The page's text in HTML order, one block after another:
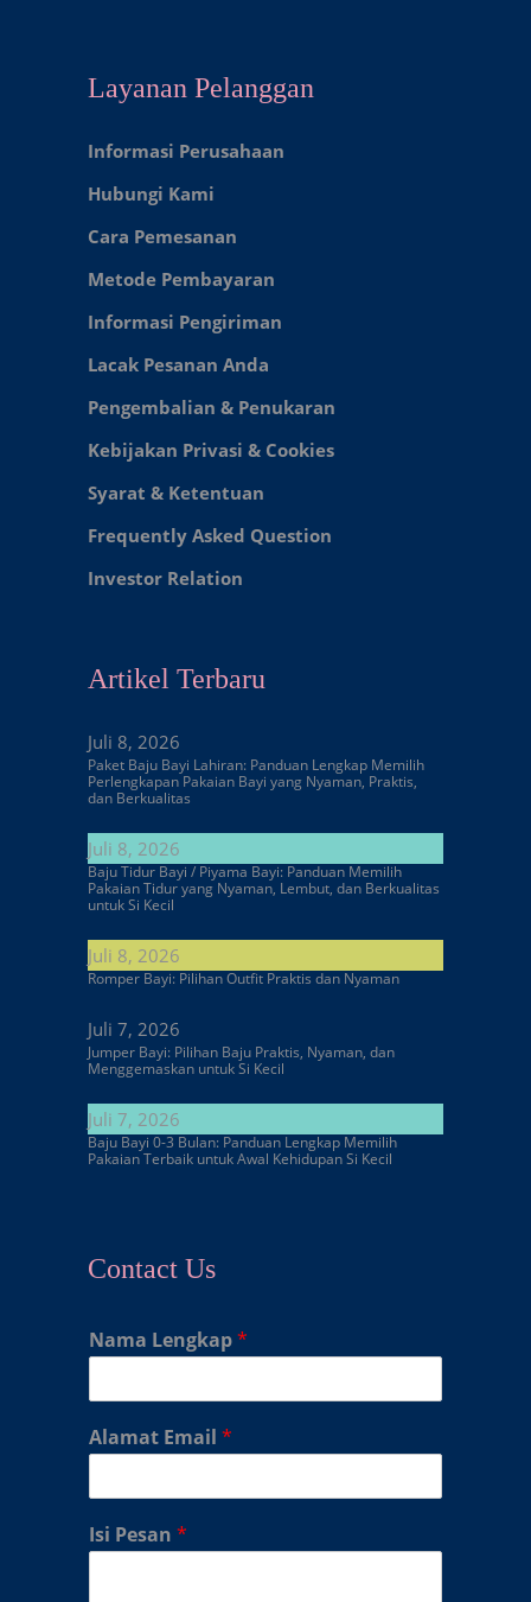
Layanan Pelanggan
Informasi Perusahaan
Hubungi Kami
Cara Pemesanan
Metode Pembayaran
Informasi Pengiriman
Lacak Pesanan Anda
Pengembalian & Penukaran
Kebijakan Privasi & Cookies
Syarat & Ketentuan
Frequently Asked Question
Investor Relation
Artikel Terbaru
Juli 8, 2026
Paket Baju Bayi Lahiran: Panduan Lengkap Memilih
Perlengkapan Pakaian Bayi yang Nyaman, Praktis,
dan Berkualitas
Juli 8, 2026
Baju Tidur Bayi / Piyama Bayi: Panduan Memilih
Pakaian Tidur yang Nyaman, Lembut, dan Berkualitas
untuk Si Kecil
Juli 8, 2026
Romper Bayi: Pilihan Outfit Praktis dan Nyaman
Juli 7, 2026
Jumper Bayi: Pilihan Baju Praktis, Nyaman, dan
Menggemaskan untuk Si Kecil
Juli 7, 2026
Baju Bayi 0-3 Bulan: Panduan Lengkap Memilih
Pakaian Terbaik untuk Awal Kehidupan Si Kecil
Contact Us
Nama Lengkap*
Alamat Email *
Isi Pesan *